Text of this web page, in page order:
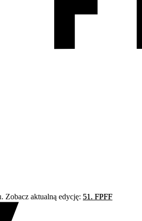
Zobacz aktualną edycję: 51. FPFF